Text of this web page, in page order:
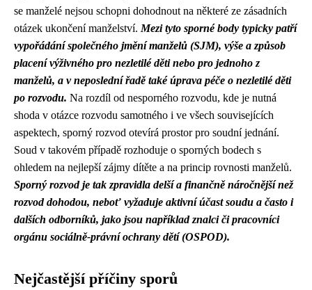
se manželé nejsou schopni dohodnout na některé ze zásadních
otázek ukončení manželství. Mezi tyto sporné body typicky patří
vypořádání společného jmění manželů (SJM), výše a způsob
placení výživného pro nezletilé děti nebo pro jednoho z
manželů, a v neposlední řadě také úprava péče o nezletilé děti
po rozvodu. Na rozdíl od nesporného rozvodu, kde je nutná
shoda v otázce rozvodu samotného i ve všech souvisejících
aspektech, sporný rozvod otevírá prostor pro soudní jednání.
Soud v takovém případě rozhoduje o sporných bodech s
ohledem na nejlepší zájmy dítěte a na princip rovnosti manželů.
Sporný rozvod je tak zpravidla delší a finančně náročnější než
rozvod dohodou, neboť vyžaduje aktivní účast soudu a často i
dalších odborníků, jako jsou například znalci či pracovníci
orgánu sociálně-právní ochrany dětí (OSPOD).
Nejčastější příčiny sporů